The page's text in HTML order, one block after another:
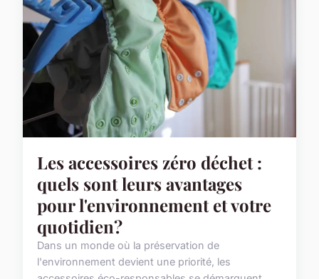
Les accessoires zéro déchet :
quels sont leurs avantages
pour l'environnement et votre
quotidien?
Dans un monde où la préservation de
l'environnement devient une priorité, les